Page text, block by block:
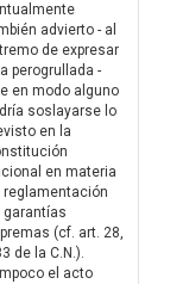
advierto - al
de expresar
perogrullada -
en modo alguno
soslayarse lo
en la
en materia
reglamentación
garantías
(cf. art. 28,
de la C.N.).
el acto